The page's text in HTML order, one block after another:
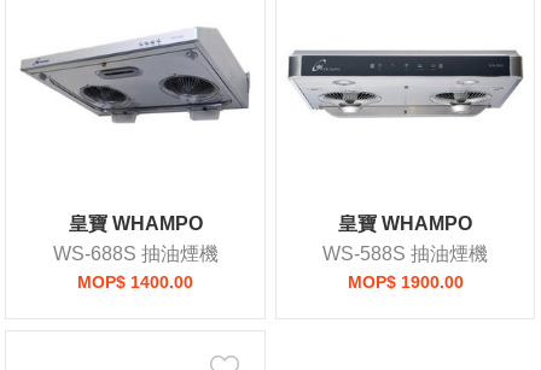
皇寶 WHAMPO
WS-688S 抽油煙機
MOP$ 1400.00
皇寶 WHAMPO
WS-588S 抽油煙機
MOP$ 1900.00